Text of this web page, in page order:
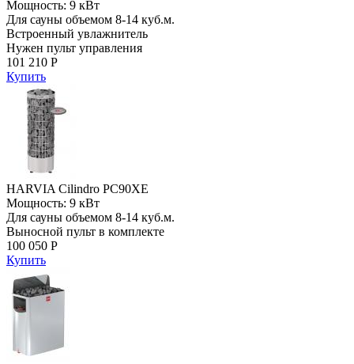
Мощность: 9 кВт
Для сауны объемом 8-14 куб.м.
Встроенный увлажнитель
Нужен пульт управления
101 210 Р
Купить
HARVIA Cilindro PC90XE
Мощность: 9 кВт
Для сауны объемом 8-14 куб.м.
Выносной пульт в комплекте
100 050 Р
Купить